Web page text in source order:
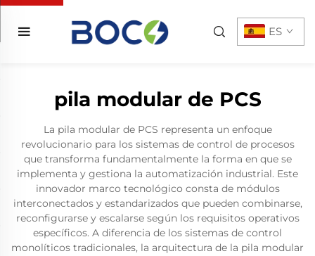
ES
pila modular de PCS
La pila modular de PCS representa un enfoque
revolucionario para los sistemas de control de procesos
que transforma fundamentalmente la forma en que se
implementa y gestiona la automatización industrial. Este
innovador marco tecnológico consta de módulos
interconectados y estandarizados que pueden combinarse,
reconfigurarse y escalarse según los requisitos operativos
específicos. A diferencia de los sistemas de control
monolíticos tradicionales, la arquitectura de la pila modular